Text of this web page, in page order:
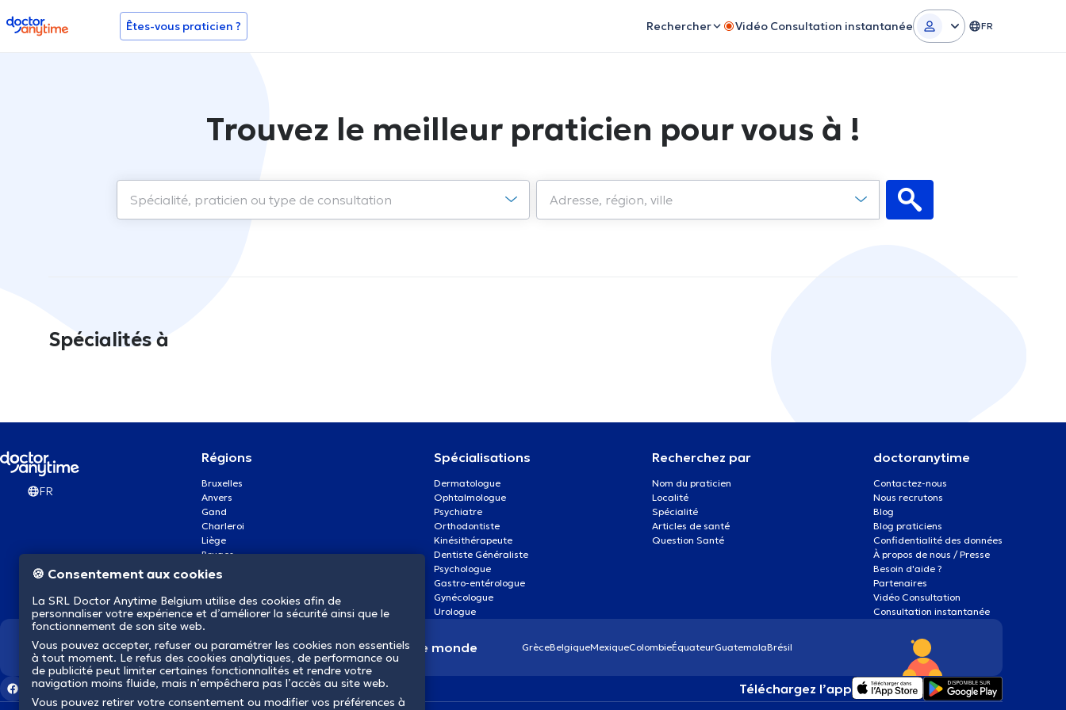
doctoranytime Êtes-vous praticien ? Rechercher Vidéo Consultation instantanée FR
Trouvez le meilleur praticien pour vous à !
Spécialités à
FR
Régions
Bruxelles
Anvers
Gand
Charleroi
Liège
Bruges
Namur
Mons
Aalst Flandre-Orientale
Spécialisations
Dermatologue
Ophtalmologue
Psychiatre
Orthodontiste
Kinésithérapeute
Dentiste Généraliste
Psychologue
Gastro-entérologue
Gynécologue
Urologue
Recherchez par
Nom du praticien
Localité
Spécialité
Articles de santé
Question Santé
doctoranytime
Contactez-nous
Nous recrutons
Blog
Blog praticiens
Confidentialité des données
À propos de nous / Presse
Besoin d'aide ?
Partenaires
Vidéo Consultation
Consultation instantanée
Nous révolutionnons la santé dans le monde GrèceBelgiqueMexiqueColombieÉquateurGuatemalaBrésil
Téléchargez l’app
🍪 Consentement aux cookies
La SRL Doctor Anytime Belgium utilise des cookies afin de
personnaliser votre expérience et d’améliorer la sécurité ainsi que le
fonctionnement de son site web.
Vous pouvez accepter, refuser ou paramétrer les cookies non essentiels
à tout moment. Le refus des cookies analytiques, de performance ou
de publicité peut limiter certaines fonctionnalités et rendre votre
navigation moins fluide, mais n’empêchera pas l’accès au site web.
Vous pouvez retirer votre consentement ou modifier vos préférences à